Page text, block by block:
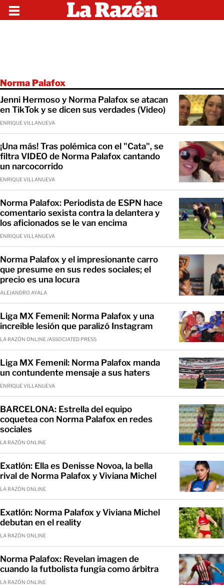
Norma Palafox
Jenni Hermoso y Norma Palafox se atacan
en TikTok y se dicen sus verdades (Video)
ENRIQUE VILLANUEVA
¡Una más! Tras polémica con el "Cata", se
filtra VIDEO de Norma Palafox cantando
un narcocorrido
ENRIQUE VILLANUEVA
Norma Palafox: Periodista de ESPN hace
comentario sexista contra la delantera y
los aficionados se le van encima
ENRIQUE VILLANUEVA
Norma Palafox y el impresionante carro
que presume en sus redes sociales; el
precio es una locura
ALEJANDRO AYALA
Liga MX Femenil: Norma Palafox y una
increíble lesión que paralizó Instagram
LA RAZÓN ONLINE /ASSOCIATED PRESS
Liga MX Femenil: Norma Palafox manda
un contundente mensaje a sus haters
ENRIQUE VILLANUEVA
BARCELONA: Estrella del equipo
coquetea con Norma Palafox en redes
sociales
LA RAZÓN ONLINE
Exatlón: Ella es Denisse Novoa, la bella
rival de Norma Palafox y Viviana Michel
LA RAZÓN ONLINE
Exatlón: Norma Palafox y Viviana Michel
debutan en el reality
LA RAZÓN ONLINE
Norma Palafox: Revelan imagen de
cuando la futbolista fungía como árbitra
LA RAZÓN ONLINE